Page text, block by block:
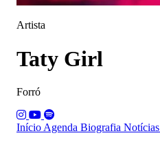
Artista
Taty Girl
Forró
Início Agenda Biografia Notícias